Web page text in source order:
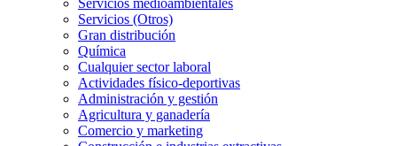
Servicios medioambientales
Servicios (Otros)
Gran distribución
Química
Cualquier sector laboral
Actividades físico-deportivas
Administración y gestión
Agricultura y ganadería
Comercio y marketing